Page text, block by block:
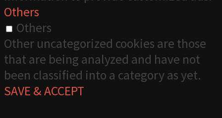
Others
Others
Other uncategorized cookies are those
that are being analyzed and have not
been classified into a category as yet.
SAVE & ACCEPT